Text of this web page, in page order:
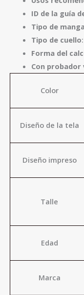
ID de la guía
Tipo de
Tipo de cuello
Forma del
Con
Color
Diseño de la tela
Diseño impreso
Talle
Edad
Marca